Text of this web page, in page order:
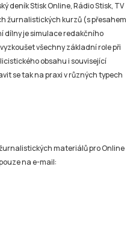
deník Stisk Online, Rádio Stisk, TV
žurnalistických kurzů (s přesahem
dílny je simulace redakčního
všechny základní role při
obsahu i související
se tak na praxi v různých typech
materiálů pro Online
na e-mail: